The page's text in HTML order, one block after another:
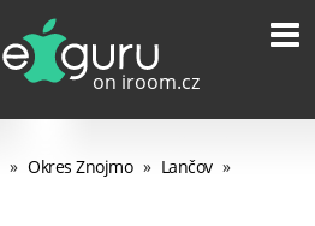
» Okres Znojmo » Lančov »